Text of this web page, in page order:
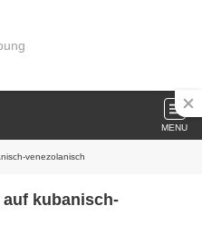
MENU
venezolanisch
auf kubanisch-